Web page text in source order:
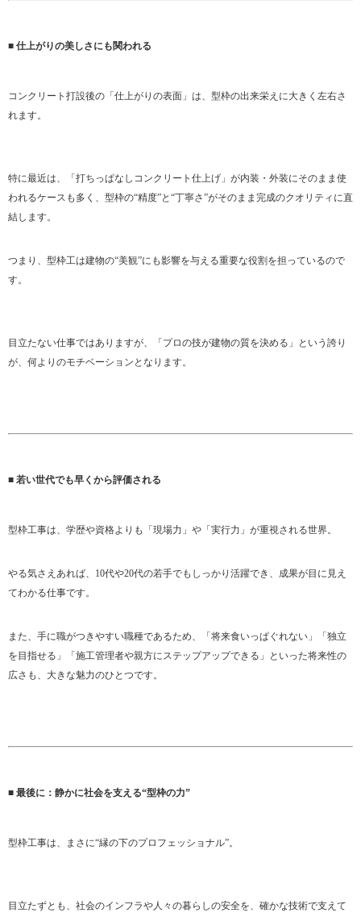
■ 仕上がりの美しさにも関われる
コンクリート打設後の「仕上がりの表面」は、型枠の出来栄えに大きく左右さ
れます。
特に最近は、「打ちっぱなしコンクリート仕上げ」が内装・外装にそのまま使
われるケースも多く、型枠の“精度”と“丁寧さ”がそのまま完成のクオリティに直
結します。
つまり、型枠工は建物の“美観”にも影響を与える重要な役割を担っているので
す。
目立たない仕事ではありますが、「プロの技が建物の質を決める」という誇り
が、何よりのモチベーションとなります。
■ 若い世代でも早くから評価される
型枠工事は、学歴や資格よりも「現場力」や「実行力」が重視される世界。
やる気さえあれば、10代や20代の若手でもしっかり活躍でき、成果が目に見え
てわかる仕事です。
また、手に職がつきやすい職種であるため、「将来食いっぱぐれない」「独立
を目指せる」「施工管理者や親方にステップアップできる」といった将来性の
広さも、大きな魅力のひとつです。
■ 最後に：静かに社会を支える“型枠の力”
型枠工事は、まさに“縁の下のプロフェッショナル”。
目立たずとも、社会のインフラや人々の暮らしの安全を、確かな技術で支えて